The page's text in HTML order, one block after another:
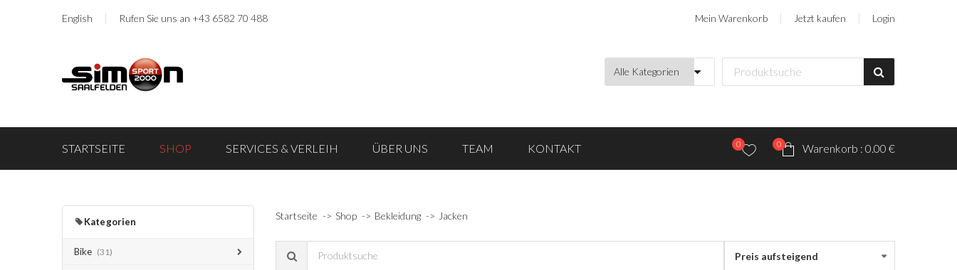
English Rufen Sie uns an +43 6582 70 488 Mein Warenkorb Jetzt kaufen Login
STARTSEITE SHOP SERVICES & VERLEIH ÜBER UNS TEAM KONTAKT 0 0 Warenkorb : 0.00 €
Kategorien
Bike (31)
Startseite Shop Bekleidung Jacken